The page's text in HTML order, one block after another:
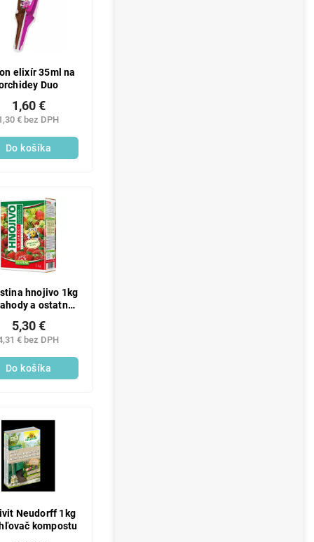
elixír 35ml na
Duo
€ bez DPH
1,60 €
Do košíka
hnojivo 1kg
a ostatné
€ bez DPH
5,30 €
Do košíka
Neudorff 1kg
kompostu